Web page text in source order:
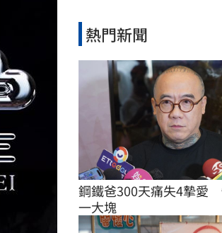
熱門新聞
鋼鐵爸300天痛失4摯愛
一大塊